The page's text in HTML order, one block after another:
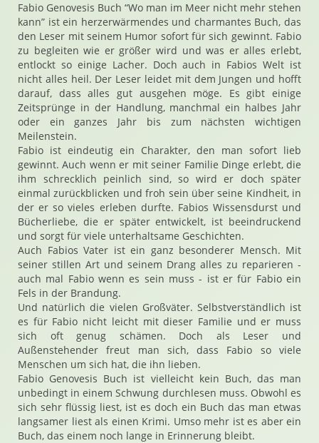
Fabio Genovesis Buch “Wo man im Meer nicht mehr stehen
kann” ist ein herzerwärmendes und charmantes Buch, das
den Leser mit seinem Humor sofort für sich gewinnt. Fabio
zu begleiten wie er größer wird und was er alles erlebt,
entlockt so einige Lacher. Doch auch in Fabios Welt ist
nicht alles heil. Der Leser leidet mit dem Jungen und hofft
darauf, dass alles gut ausgehen möge. Es gibt einige
Zeitsprünge in der Handlung, manchmal ein halbes Jahr
oder ein ganzes Jahr bis zum nächsten wichtigen
Meilenstein.
Fabio ist eindeutig ein Charakter, den man sofort lieb
gewinnt. Auch wenn er mit seiner Familie Dinge erlebt, die
ihm schrecklich peinlich sind, so wird er doch später
einmal zurückblicken und froh sein über seine Kindheit, in
der er so vieles erleben durfte. Fabios Wissensdurst und
Bücherliebe, die er später entwickelt, ist beeindruckend
und sorgt für viele unterhaltsame Geschichten.
Auch Fabios Vater ist ein ganz besonderer Mensch. Mit
seiner stillen Art und seinem Drang alles zu reparieren -
auch mal Fabio wenn es sein muss - ist er für Fabio ein
Fels in der Brandung.
Und natürlich die vielen Großväter. Selbstverständlich ist
es für Fabio nicht leicht mit dieser Familie und er muss
sich oft genug schämen. Doch als Leser und
Außenstehender freut man sich, dass Fabio so viele
Menschen um sich hat, die ihn lieben.
Fabio Genovesis Buch ist vielleicht kein Buch, das man
unbedingt in einem Schwung durchlesen muss. Obwohl es
sich sehr flüssig liest, ist es doch ein Buch das man etwas
langsamer liest als einen Krimi. Umso mehr ist es aber ein
Buch, das einem noch lange in Erinnerung bleibt.